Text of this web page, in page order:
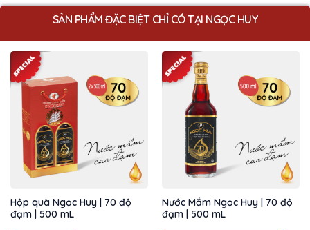
SẢN PHẨM ĐẶC BIỆT CHỈ CÓ TẠI NGỌC HUY
Hộp quà Ngọc Huy | 70 độ
đạm | 500 mL
Nước Mắm Ngọc Huy | 70 độ
đạm | 500 mL